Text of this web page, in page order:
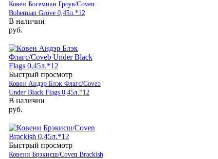
Ковен Богемиан Гроув/Coven
Bohemian Grove 0,45л.*12
В наличии
руб.
Быстрый просмотр
Ковен Андэр Блэк Флагс/Coveb
Under Black Flags 0,45л.*12
В наличии
руб.
Быстрый просмотр
Ковени Брэкисш/Coven Brackish